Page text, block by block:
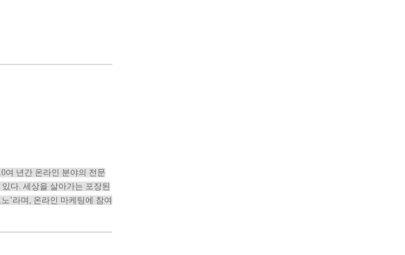
여 년간 온라인 분야의 전문
다. 세상을 살아가는 포장된
’라며, 온라인 마케팅에 참여